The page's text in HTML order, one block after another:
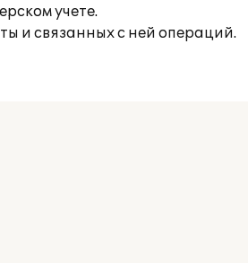
учете.
и связанных с ней операций.